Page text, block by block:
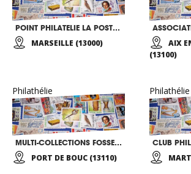
POINT PHILATELIE LA POSTE DE MARSEILLE
MARSEILLE (13000)
AIX
(13100)
Philathélie
MULTI-COLLECTIONS FOSSEENNES
PORT DE BOUC (13110)
Philathélie